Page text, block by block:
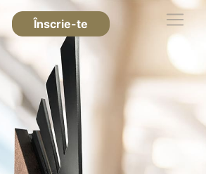
Înscrie-te